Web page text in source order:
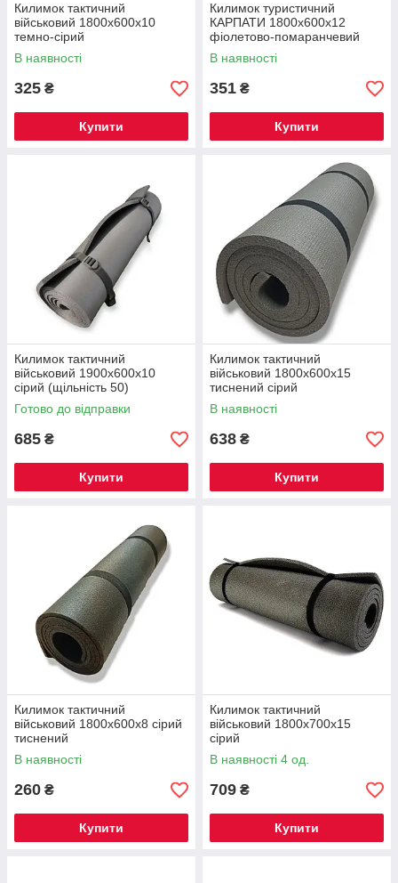
Килимок тактичний
військовий 1800х600х10
темно-сірий
В наявності
325 ₴
Купити
Килимок туристичний
КАРПАТИ 1800х600х12
фіолетово-помаранчевий
В наявності
351 ₴
Купити
Килимок тактичний
військовий 1900х600х10
сірий (щільність 50)
Готово до відправки
685 ₴
Купити
Килимок тактичний
військовий 1800х600х15
тиснений сірий
В наявності
638 ₴
Купити
Килимок тактичний
військовий 1800х600х8 сірий
тиснений
В наявності
260 ₴
Купити
Килимок тактичний
військовий 1800х700х15
сірий
В наявності 4 од.
709 ₴
Купити